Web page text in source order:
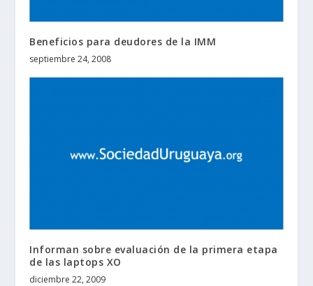
Beneficios para deudores de la IMM
septiembre 24, 2008
Informan sobre evaluación de la primera etapa
de las laptops XO
diciembre 22, 2009